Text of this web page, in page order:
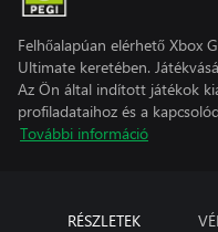
Felhőalapúan elérhető Xbox
Ultimate keretében.
Az Ön által indított játékok
profiladataihoz és a
További információ
RÉSZLETEK